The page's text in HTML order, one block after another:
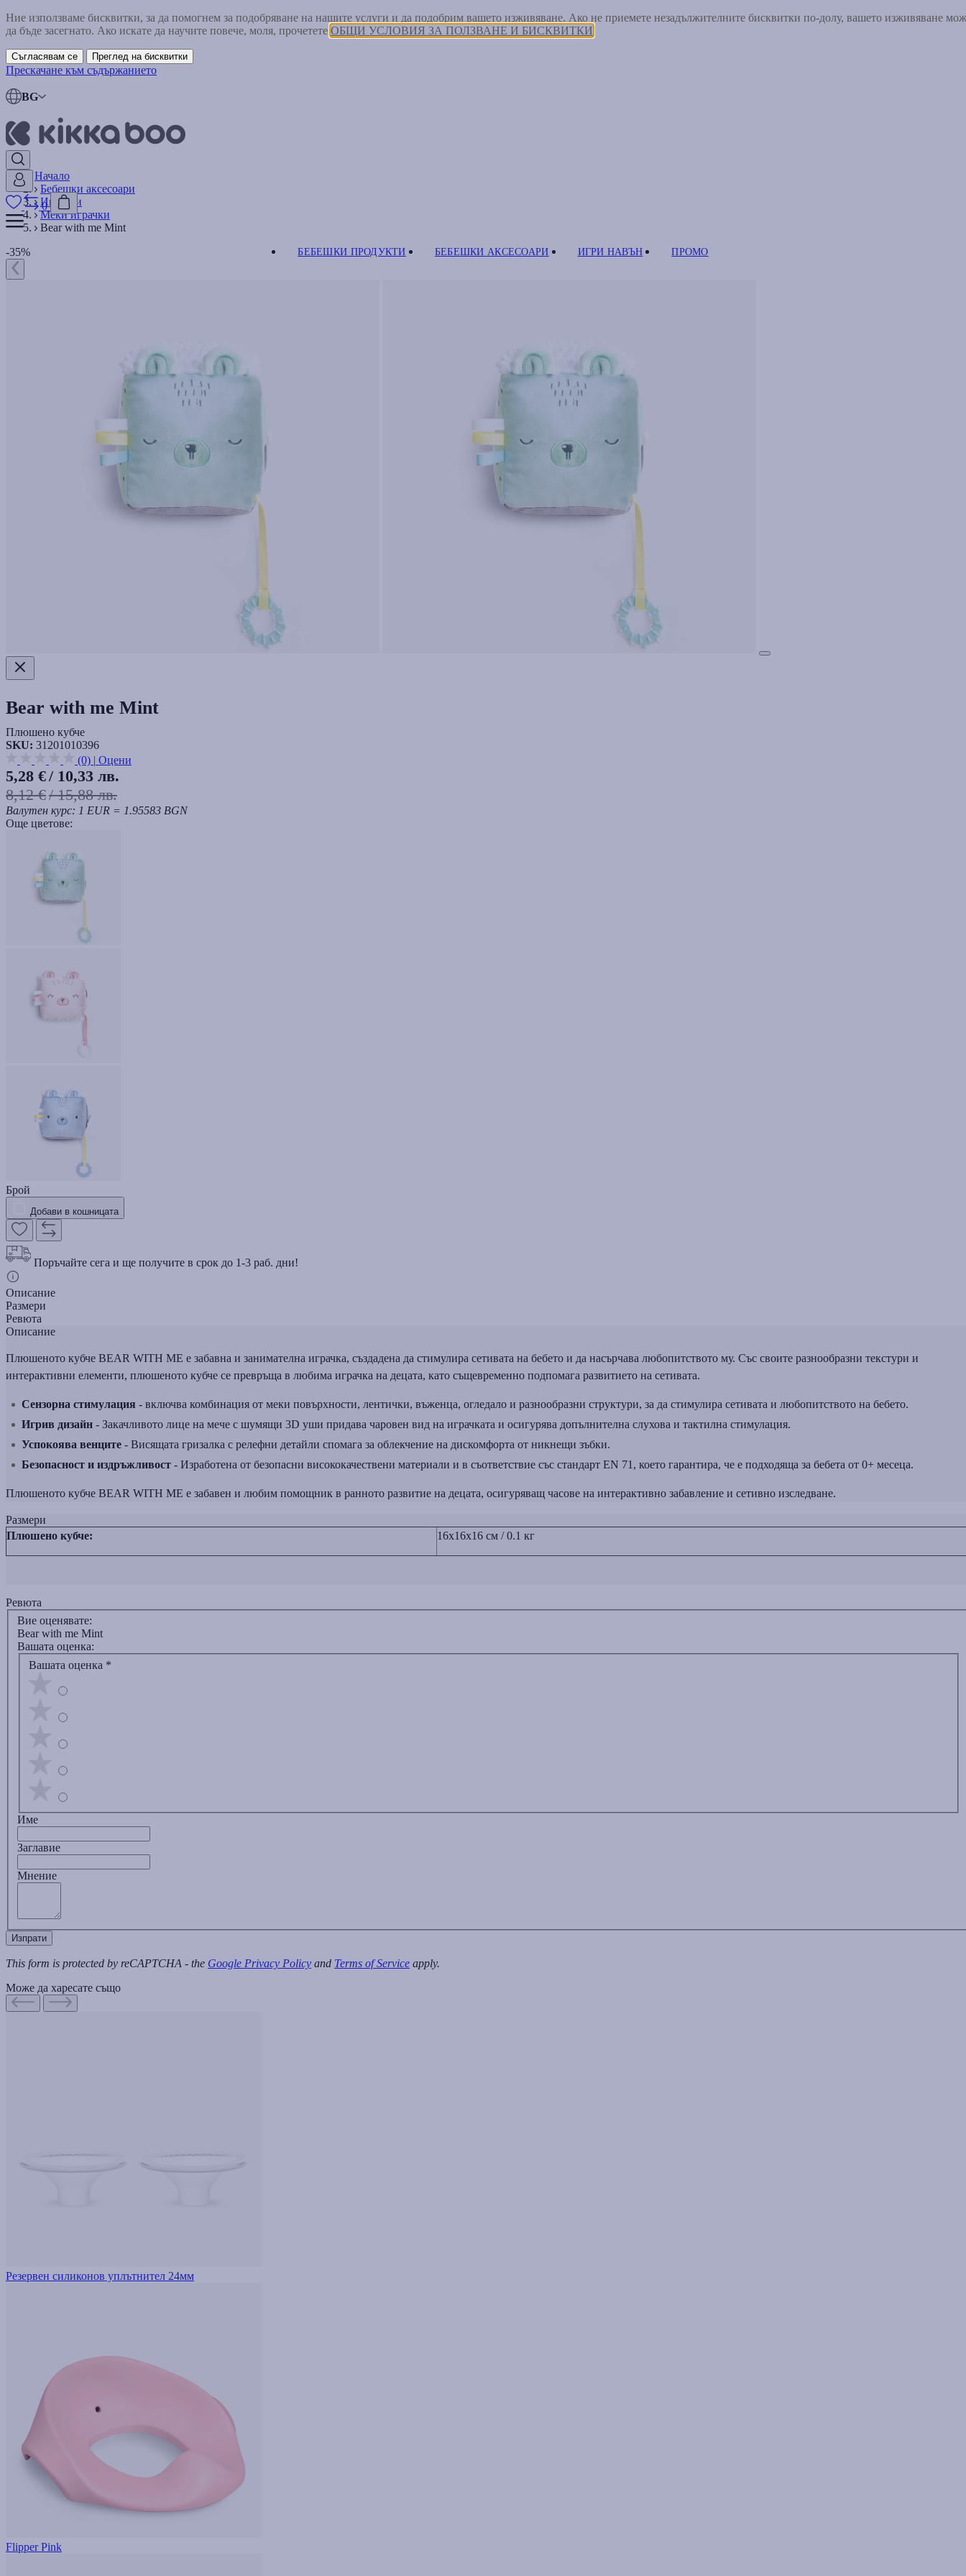
Ние използваме бисквитки, за да помогнем за подобряване на нашите услуги и да подобрим вашето изживяване. Ако не приемете незадължителните бисквитки по-долу, вашето изживяване
да бъде засегнато. Ако искате да научите повече, моля, прочетете ОБЩИ УСЛОВИЯ ЗА ПОЛЗВАНЕ И БИСКВИТКИ
Съгласявам се Преглед на бисквитки
Прескачане към съдържанието
BG
0
БЕБЕШКИ ПРОДУКТИ БЕБЕШКИ АКСЕСОАРИ ИГРИ НАВЪН ПРОМО
Начало
Бебешки аксесоари
Играчки
Меки играчки
Bear with me Mint
-35%
Bear with me Mint
Плюшено кубче
SKU: 31201010396
(0) | Оцени
5,28 €/ 10,33 лв.
8,12 €/ 15,88 лв.
Валутен курс: 1 EUR = 1.95583 BGN
Още цветове:
Брой
Добави в кошницата
Поръчайте сега и ще получите в срок до 1-3 раб. дни!
Описание
Размери
Ревюта
Описание
Плюшеното кубче BEAR WITH ME е забавна и занимателна играчка, създадена да стимулира сетивата на бебето и да насърчава любопитството му. Със своите разнообразни текстури и
интерактивни елементи, плюшеното кубче се превръща в любима играчка на децата, като същевременно подпомага развитието на сетивата.
Сензорна стимулация - включва комбинация от меки повърхности, лентички, въженца, огледало и разнообразни структури, за да стимулира сетивата и любопитството на бебето.
Игрив дизайн - Закачливото лице на мече с шумящи 3D уши придава чаровен вид на играчката и осигурява допълнителна слухова и тактилна стимулация.
Успокоява венците - Висящата гризалка с релефни детайли спомага за облекчение на дискомфорта от никнещи зъбки.
Безопасност и издръжливост - Изработена от безопасни висококачествени материали и в съответствие със стандарт EN 71, което гарантира, че е подходяща за бебета от 0+ месеца.
Плюшеното кубче BEAR WITH ME е забавен и любим помощник в ранното развитие на децата, осигуряващ часове на интерактивно забавление и сетивно изследване.
Размери
Плюшено кубче:
16x16x16 см / 0.1 кг
Ревюта
Вие оценявате:
Bear with me Mint
Вашата оценка:
Вашата оценка *
Име
Заглавиe
Мнение
Изпрати
This form is protected by reCAPTCHA - the Google Privacy Policy and Terms of Service apply.
Може да харесате също
Резервен силиконов уплътнител 24мм
Flipper Pink